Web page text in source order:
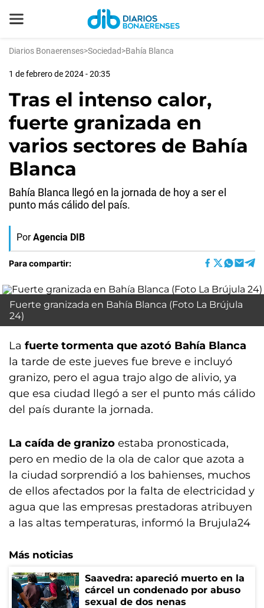
Diarios Bonaerenses>Sociedad>Bahía Blanca
1 de febrero de 2024 - 20:35
Tras el intenso calor,
fuerte granizada en
varios sectores de Bahía
Blanca
Bahía Blanca llegó en la jornada de hoy a ser el
punto más cálido del país.
Por Agencia DIB
Para compartir:
Fuerte granizada en Bahía Blanca (Foto La Brújula
24)
La fuerte tormenta que azotó Bahía Blanca
la tarde de este jueves fue breve e incluyó
granizo, pero el agua trajo algo de alivio, ya
que esa ciudad llegó a ser el punto más cálido
del país durante la jornada.
La caída de granizo estaba pronosticada,
pero en medio de la ola de calor que azota a
la ciudad sorprendió a los bahienses, muchos
de ellos afectados por la falta de electricidad y
agua que las empresas prestadoras atribuyen
a las altas temperaturas, informó la Brujula24
Más noticias
Saavedra: apareció muerto en la
cárcel un condenado por abuso
sexual de dos nenas